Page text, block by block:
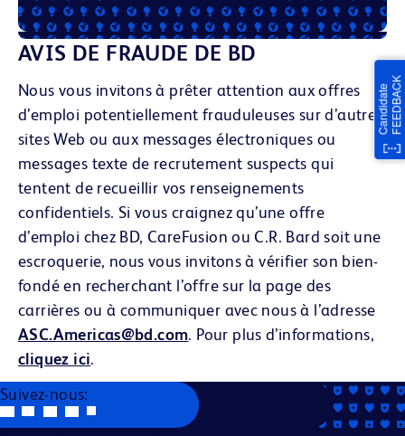
AVIS DE FRAUDE DE BD
Nous vous invitons à prêter attention aux offres
d’emploi potentiellement frauduleuses sur d’autres
sites Web ou aux messages électroniques ou
messages texte de recrutement suspects qui
tentent de recueillir vos renseignements
confidentiels. Si vous craignez qu’une offre
d’emploi chez BD, CareFusion ou C.R. Bard soit une
escroquerie, nous vous invitons à vérifier son bien-
fondé en recherchant l’offre sur la page des
carrières ou à communiquer avec nous à l’adresse
ASC.Americas@bd.com. Pour plus d’informations,
cliquez ici.
Suivez-nous: